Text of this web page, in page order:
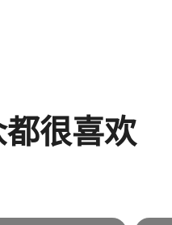
很喜欢